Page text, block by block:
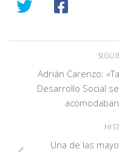
Adrián Carenzo:
Desarrollo Social
Una de las